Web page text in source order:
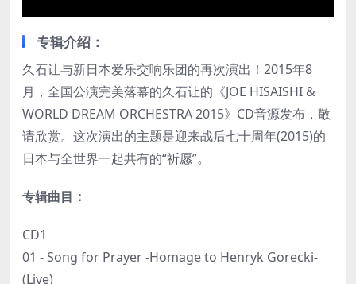
专辑介绍：
久石让与新日本爱乐交响乐团的再次演出！2015年8
月，全国公演完美落幕的久石让的《JOE HISAISHI &
WORLD DREAM ORCHESTRA 2015》CD音源发布，敬
请欣赏。这次演出的主题是迎来战后七十周年(2015)的
日本与全世界一起共有的“祈愿”。
专辑曲目：
CD1
01 - Song for Prayer -Homage to Henryk Gorecki-
(Live)